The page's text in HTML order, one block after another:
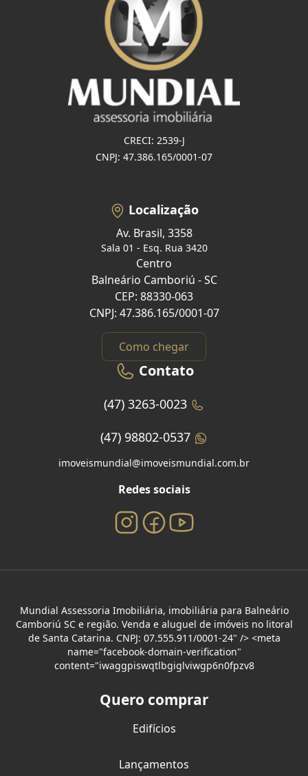
CRECI: 2539-J
CNPJ: 47.386.165/0001-07
Localização
Av. Brasil, 3358
Sala 01 - Esq. Rua 3420
Centro
Balneário Camboriú - SC
CEP: 88330-063
CNPJ: 47.386.165/0001-07
Como chegar
Contato
(47) 3263-0023
(47) 98802-0537
imoveismundial@imoveismundial.com.br
Redes sociais
Mundial Assessoria Imobiliária, imobiliária para Balneário
Camboriú SC e região. Venda e aluguel de imóveis no litoral
de Santa Catarina. CNPJ: 07.555.911/0001-24" /> <meta
name="facebook-domain-verification"
content="iwaggpiswqtlbgiglviwgp6n0fpzv8
Quero comprar
Edifícios
Lançamentos